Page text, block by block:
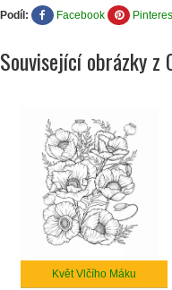
Podíl: Facebook
Související obrázky z
Květ Vlčího Máku